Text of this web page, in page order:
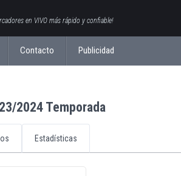
en VIVO más rápido y confiable!
Contacto Publicidad
2024 Temporada
Estadísticas